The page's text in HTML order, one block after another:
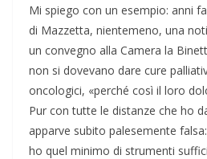
Mi spiego con un esempio: anni
di Mazzetta, nientemeno, una
un convegno alla Camera la
non si dovevano dare cure
oncologici, «perché così il loro
Pur con tutte le distanze che ho
apparve subito palesemente
ho quel minimo di strumenti